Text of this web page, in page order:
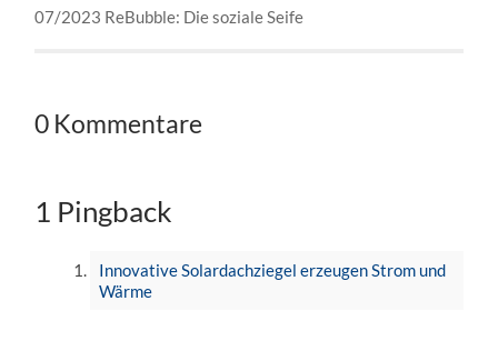
07/2023 ReBubble: Die soziale Seife
0 Kommentare
1 Pingback
Innovative Solardachziegel erzeugen Strom und
Wärme